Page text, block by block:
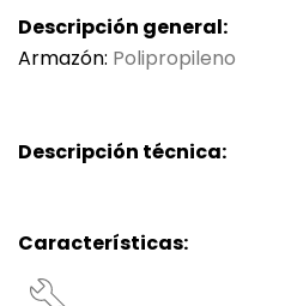
Descripción general:
Armazón: Polipropileno
Descripción técnica:
Características: